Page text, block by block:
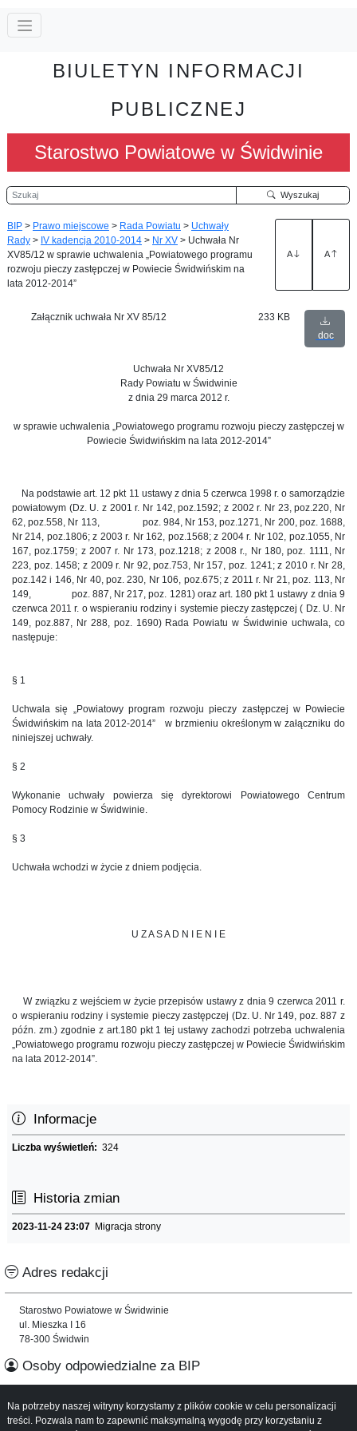
BIULETYN INFORMACJI
PUBLICZNEJ
Starostwo Powiatowe w Świdwinie
Szukaj Wyszukaj
BIP > Prawo miejscowe > Rada Powiatu > Uchwały
Rady > IV kadencja 2010-2014 > Nr XV > Uchwała Nr
XV85/12 w sprawie uchwalenia „Powiatowego programu
rozwoju pieczy zastępczej w Powiecie Świdwińskim na
lata 2012-2014”
A A
Załącznik uchwała Nr XV 85/12
233 KB
doc
Uchwała Nr XV85/12
Rady Powiatu w Świdwinie
z dnia 29 marca 2012 r.
w sprawie uchwalenia „Powiatowego programu rozwoju pieczy zastępczej w
Powiecie Świdwińskim na lata 2012-2014”
Na podstawie art. 12 pkt 11 ustawy z dnia 5 czerwca 1998 r. o samorządzie
powiatowym (Dz. U. z 2001 r. Nr 142, poz.1592; z 2002 r. Nr 23, poz.220, Nr
62, poz.558, Nr 113, poz. 984, Nr 153, poz.1271, Nr 200, poz. 1688,
Nr 214, poz.1806; z 2003 r. Nr 162, poz.1568; z 2004 r. Nr 102, poz.1055, Nr
167, poz.1759; z 2007 r. Nr 173, poz.1218; z 2008 r., Nr 180, poz. 1111, Nr
223, poz. 1458; z 2009 r. Nr 92, poz.753, Nr 157, poz. 1241; z 2010 r. Nr 28,
poz.142 i 146, Nr 40, poz. 230, Nr 106, poz.675; z 2011 r. Nr 21, poz. 113, Nr
149, poz. 887, Nr 217, poz. 1281) oraz art. 180 pkt 1 ustawy z dnia 9
czerwca 2011 r. o wspieraniu rodziny i systemie pieczy zastępczej ( Dz. U. Nr
149, poz.887, Nr 288, poz. 1690) Rada Powiatu w Świdwinie uchwala, co
następuje:
§ 1
Uchwala się „Powiatowy program rozwoju pieczy zastępczej w Powiecie
Świdwińskim na lata 2012-2014” w brzmieniu określonym w załączniku do
niniejszej uchwały.
§ 2
Wykonanie uchwały powierza się dyrektorowi Powiatowego Centrum
Pomocy Rodzinie w Świdwinie.
§ 3
Uchwała wchodzi w życie z dniem podjęcia.
U Z A S A D N I E N I E
W związku z wejściem w życie przepisów ustawy z dnia 9 czerwca 2011 r.
o wspieraniu rodziny i systemie pieczy zastępczej (Dz. U. Nr 149, poz. 887 z
późn. zm.) zgodnie z art.180 pkt 1 tej ustawy zachodzi potrzeba uchwalenia
„Powiatowego programu rozwoju pieczy zastępczej w Powiecie Świdwińskim
na lata 2012-2014”.
Informacje
Liczba wyświetleń: 324
Historia zmian
2023-11-24 23:07 Migracja strony
Adres redakcji
Starostwo Powiatowe w Świdwinie
ul. Mieszka I 16
78-300 Świdwin
Osoby odpowiedzialne za BIP
Informacje o serwisie
Na potrzeby naszej witryny korzystamy z plików cookie w celu personalizacji
treści. Pozwala nam to zapewnić maksymalną wygodę przy korzystaniu z